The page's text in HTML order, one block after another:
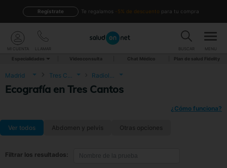
te regalamos -5% de descuento para tu compra
Regístrate
LLAMAR
MI CUENTA BUSCAR MENU
Especialidades Videoconsulta Chat Médico Plan de salud Fidelity
Madrid Tres Cantos Radiología
Ecografía en Tres Cantos
¿Cómo funciona?
Ver todos Abdomen y pelvis Otras opciones
Filtrar los resultados: